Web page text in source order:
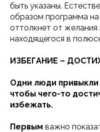
быть указаны.
образом программа
оттолкнет от желания
находящегося в
ИЗБЕГАНИЕ –
Одни люди привыкли
чтобы чего-то
избежать.
Первым важно